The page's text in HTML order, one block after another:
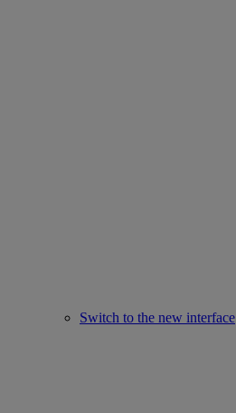
Switch to the new interface